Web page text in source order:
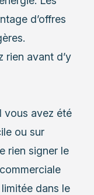
d’offres
rien avant d’y
vous avez été
ou sur
rien signer le
dans le